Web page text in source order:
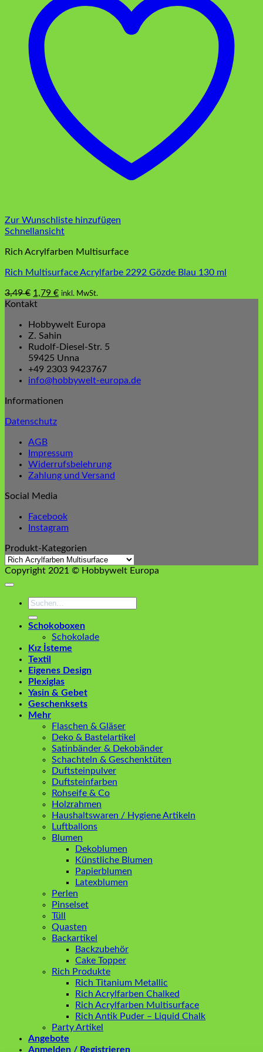
Zur Wunschliste hinzufügen
Schnellansicht
Rich Acrylfarben Multisurface
Rich Multisurface Acrylfarbe 2292 Gözde Blau 130 ml
3,49€ Ursprünglicher
Preis
3,49 €
1,79 €Aktueller
1,79 €.
inkl. MwSt.
Kontakt
Hobbywelt Europa
Z. Sahin
Rudolf-Diesel-Str. 5
59425 Unna
+49 2303 9423767
info@hobbywelt-europa.de
Informationen
Datenschutz
AGB
Impressum
Widerrufsbelehrung
Zahlung und Versand
Social Media
Facebook
Instagram
Produkt-Kategorien
Copyright 2021 © Hobbywelt Europa
Suchen
Schokoboxen
Schokolade
Kız İsteme
Textil
Eigenes Design
Plexiglas
Yasin & Gebet
Geschenksets
Mehr
Flaschen & Gläser
Deko & Bastelartikel
Satinbänder & Dekobänder
Schachteln & Geschenktüten
Duftsteinpulver
Duftsteinfarben
Rohseife & Co
Holzrahmen
Haushaltswaren / Hygiene Artikeln
Luftballons
Blumen
Dekoblumen
Künstliche Blumen
Papierblumen
Latexblumen
Perlen
Pinselset
Tüll
Quasten
Backartikel
Backzubehör
Cake Topper
Rich Produkte
Rich Titanium Metallic
Rich Acrylfarben Chalked
Rich Acrylfarben Multisurface
Rich Antik Puder – Liquid Chalk
Party Artikel
Angebote
Anmelden / Registrieren